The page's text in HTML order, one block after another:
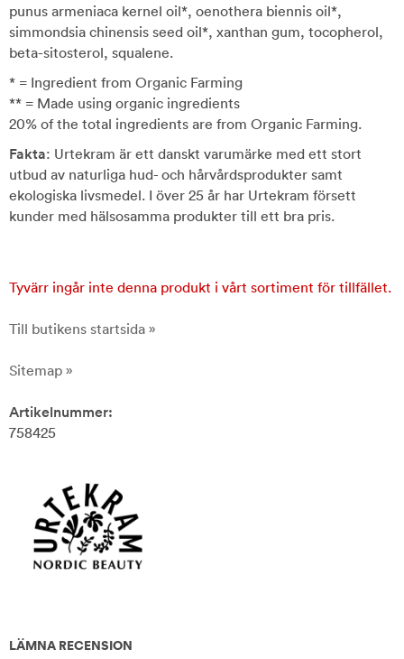
punus armeniaca kernel oil*, oenothera biennis oil*,
simmondsia chinensis seed oil*, xanthan gum, tocopherol,
beta-sitosterol, squalene.
* = Ingredient from Organic Farming
** = Made using organic ingredients
20% of the total ingredients are from Organic Farming.
Fakta: Urtekram är ett danskt varumärke med ett stort
utbud av naturliga hud- och hårvårdsprodukter samt
ekologiska livsmedel. I över 25 år har Urtekram försett
kunder med hälsosamma produkter till ett bra pris.
Tyvärr ingår inte denna produkt i vårt sortiment för tillfället.
Till butikens startsida »
Sitemap »
Artikelnummer:
758425
LÄMNA RECENSION